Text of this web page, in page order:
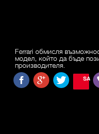
Ferrari обмисля
модел, който да бъде
производителя.
SAVE